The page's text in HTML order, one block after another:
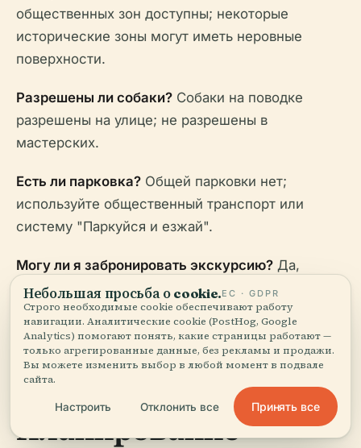
общественных зон доступны; некоторые
исторические зоны могут иметь неровные
поверхности.
Разрешены ли собаки? Собаки на поводке
разрешены на улице; не разрешены в
мастерских.
Есть ли парковка? Общей парковки нет;
используйте общественный транспорт или
систему "Паркуйся и езжай".
Могу ли я забронировать экскурсию? Да,
рекомендуется бронировать заранее, особенно
для групп.
Планирование
Небольшая просьба о cookie.ЕС · GDPR
Строго необходимые cookie обеспечивают работу
навигации. Аналитические cookie (PostHog, Google
Analytics) помогают понять, какие страницы работают —
только агрегированные данные, без рекламы и продажи.
Вы можете изменить выбор в любой момент в подвале
сайта.
Настроить Отклонить все Принять все